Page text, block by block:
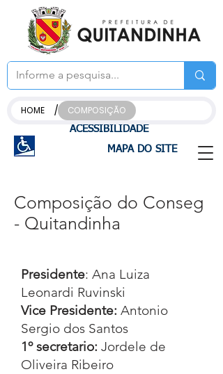
ACESSIBILIDADE
MAPA DO SITE
HOME / COMPOSIÇÃO
Composição do Conseg
- Quitandinha
Presidente: Ana Luiza
Leonardi Ruvinski
Vice Presidente: Antonio
Sergio dos Santos
1º secretario: Jordele de
Oliveira Ribeiro